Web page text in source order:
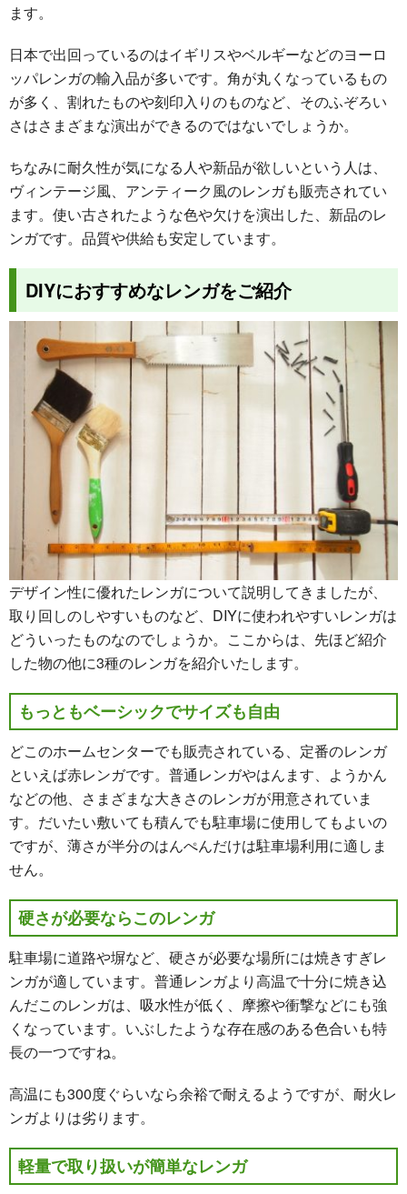
ます。
日本で出回っているのはイギリスやベルギーなどのヨーロ
ッパレンガの輸入品が多いです。角が丸くなっているもの
が多く、割れたものや刻印入りのものなど、そのふぞろい
さはさまざまな演出ができるのではないでしょうか。
ちなみに耐久性が気になる人や新品が欲しいという人は、
ヴィンテージ風、アンティーク風のレンガも販売されてい
ます。使い古されたような色や欠けを演出した、新品のレ
ンガです。品質や供給も安定しています。
DIYにおすすめなレンガをご紹介
デザイン性に優れたレンガについて説明してきましたが、
取り回しのしやすいものなど、DIYに使われやすいレンガは
どういったものなのでしょうか。ここからは、先ほど紹介
した物の他に3種のレンガを紹介いたします。
もっともベーシックでサイズも自由
どこのホームセンターでも販売されている、定番のレンガ
といえば赤レンガです。普通レンガやはんます、ようかん
などの他、さまざまな大きさのレンガが用意されていま
す。だいたい敷いても積んでも駐車場に使用してもよいの
ですが、薄さが半分のはんぺんだけは駐車場利用に適しま
せん。
硬さが必要ならこのレンガ
駐車場に道路や塀など、硬さが必要な場所には焼きすぎレ
ンガが適しています。普通レンガより高温で十分に焼き込
んだこのレンガは、吸水性が低く、摩擦や衝撃などにも強
くなっています。いぶしたような存在感のある色合いも特
長の一つですね。
高温にも300度ぐらいなら余裕で耐えるようですが、耐火レ
ンガよりは劣ります。
軽量で取り扱いが簡単なレンガ